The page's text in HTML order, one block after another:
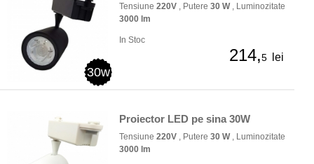
30w
Tensiune 220V , Putere 30 W, Luminozitate
3000 lm
In Stoc
214,5 lei
Proiector LED pe sina 30W
Tensiune 220V , Putere 30 W, Luminozitate
3000 lm